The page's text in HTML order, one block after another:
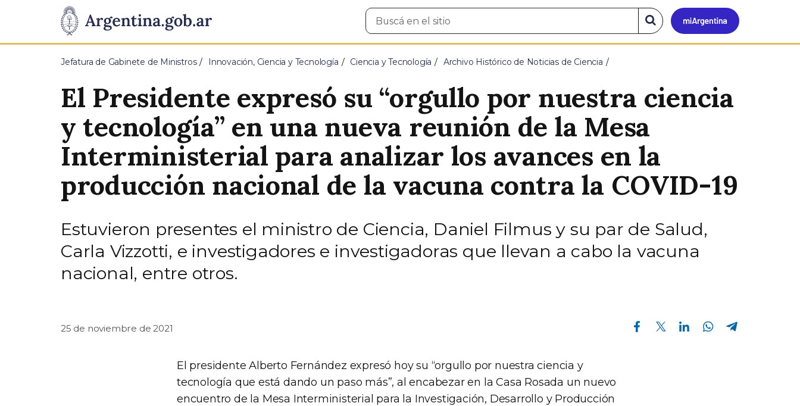
Presidencia
de
Pasar al contenido principal
Mi
Buscar
en
Buscar
en
el
Jefatura de Gabinete de Ministros Innovación, Ciencia y Tecnología Ciencia y Tecnología Archivo Histórico de Noticias de Ciencia
El Presidente expresó su “orgullo por nuestra ciencia
y tecnología” en una nueva reunión de la Mesa
Interministerial para analizar los avances en la
producción nacional de la vacuna contra la COVID-19
Estuvieron presentes el ministro de Ciencia, Daniel Filmus y su par de Salud,
Carla Vizzotti, e investigadores e investigadoras que llevan a cabo la vacuna
nacional, entre otros.
25 de noviembre de 2021
Compartir en Facebook Compartir en Twitter Compartir en Linkedin Compartir en Whatsapp
El presidente Alberto Fernández expresó hoy su “orgullo por nuestra ciencia y
tecnología que está dando un paso más”, al encabezar en la Casa Rosada un nuevo
encuentro de la Mesa Interministerial para la Investigación, Desarrollo y Producción